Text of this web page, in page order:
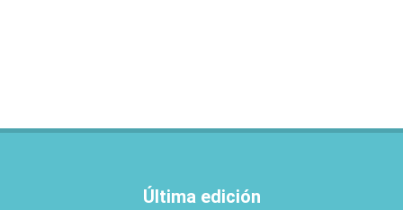
Última edición